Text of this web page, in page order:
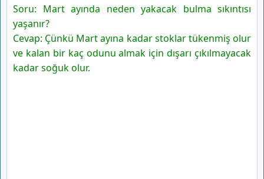
Soru: Mart ayında neden yakacak bulma sıkıntısı
yaşanır?
Cevap: Çünkü Mart ayına kadar stoklar tükenmiş olur
ve kalan bir kaç odunu almak için dışarı çıkılmayacak
kadar soğuk olur.